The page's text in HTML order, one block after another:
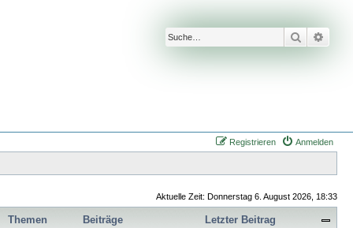
Suche
Anmelden
Registrieren
Aktuelle Zeit: Donnerstag 6. August 2026, 18:33
Themen Beiträge
Letzter Beitrag